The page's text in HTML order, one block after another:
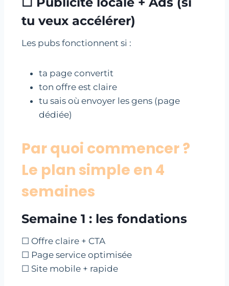
tu veux accélérer)
Les pubs fonctionnent si :
ta page convertit
ton offre est claire
tu sais où envoyer les gens (page
dédiée)
Par quoi commencer ?
Le plan simple en 4
semaines
Semaine 1 : les fondations
☐ Offre claire + CTA
☐ Page service optimisée
☐ Site mobile + rapide